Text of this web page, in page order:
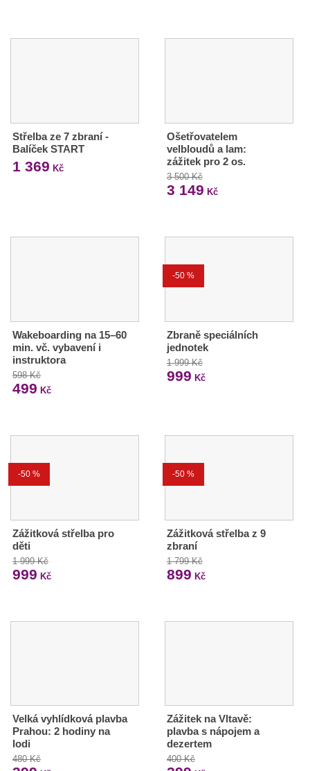
Střelba ze 7 zbraní -
Balíček START
1 369 Kč
Ošetřovatelem
velbloudů a lam:
zážitek pro 2 os.
3 500 Kč
3 149 Kč
Wakeboarding na 15–60
min. vč. vybavení i
instruktora
598 Kč
499 Kč
-50 %
Zbraně speciálních
jednotek
1 999 Kč
999 Kč
-50 %
Zážitková střelba pro
děti
1 999 Kč
999 Kč
-50 %
Zážitková střelba z 9
zbraní
1 799 Kč
899 Kč
Velká vyhlídková plavba
Prahou: 2 hodiny na
lodi
480 Kč
Zážitek na Vltavě:
plavba s nápojem a
dezertem
400 Kč